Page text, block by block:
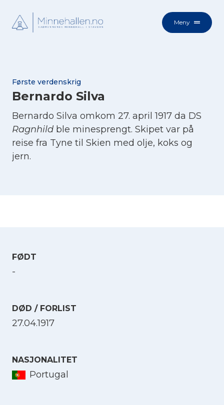
Meny
Første verdenskrig
Bernardo Silva
Bernardo Silva omkom 27. april 1917 da DS
Ragnhild ble minesprengt. Skipet var på
reise fra Tyne til Skien med olje, koks og
jern.
FØDT
-
DØD / FORLIST
27.04.1917
NASJONALITET
Portugal